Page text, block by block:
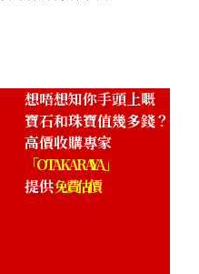
想唔想知你手頭上嘅
寶石和珠寶值幾多錢？
高價收購專家
「OTAKARAYA」
提供免費估價